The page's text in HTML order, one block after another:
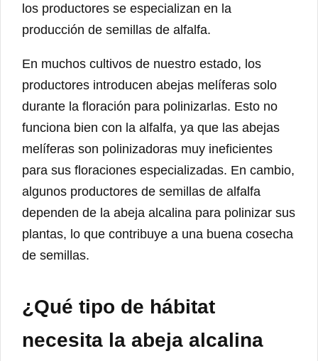
los productores se especializan en la
producción de semillas de alfalfa.
En muchos cultivos de nuestro estado, los
productores introducen abejas melíferas solo
durante la floración para polinizarlas. Esto no
funciona bien con la alfalfa, ya que las abejas
melíferas son polinizadoras muy ineficientes
para sus floraciones especializadas. En cambio,
algunos productores de semillas de alfalfa
dependen de la abeja alcalina para polinizar sus
plantas, lo que contribuye a una buena cosecha
de semillas.
¿Qué tipo de hábitat
necesita la abeja alcalina